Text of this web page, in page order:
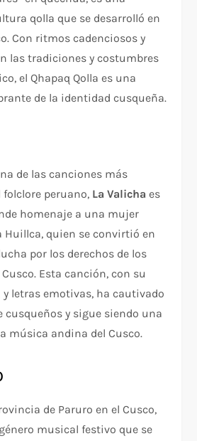
qolla que se desarrolló en
Con ritmos cadenciosos y
las tradiciones y costumbres
el Qhapaq Qolla es una
de la identidad cusqueña.
de las canciones más
peruano, La Valicha es
homenaje a una mujer
Huillca, quien se convirtió en
por los derechos de los
Esta canción, con su
letras emotivas, ha cautivado
cusqueños y sigue siendo una
música andina del Cusco.
de Paruro en el Cusco,
musical festivo que se